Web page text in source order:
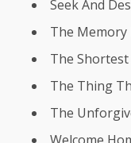
Seek And
The Memory
The
The Thing
The